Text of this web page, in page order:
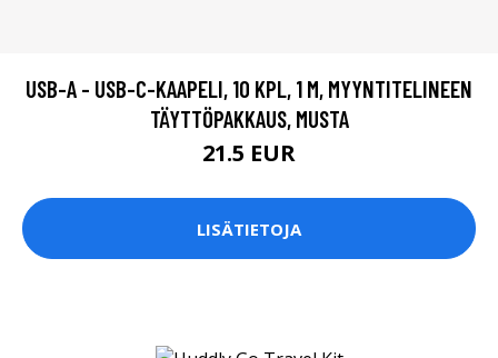
USB-A - USB-C-KAAPELI, 10 KPL, 1 M, MYYNTITELINEEN
TÄYTTÖPAKKAUS, MUSTA
21.5 EUR
LISÄTIETOJA